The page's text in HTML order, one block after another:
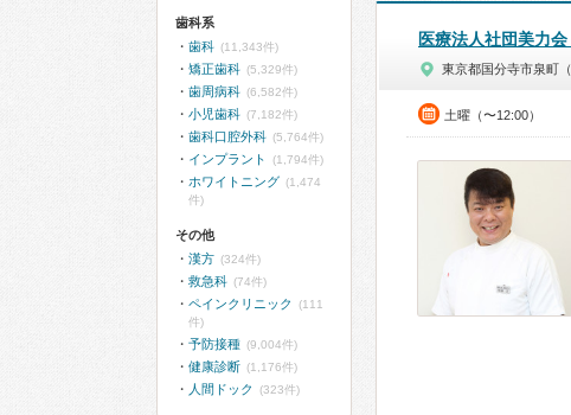
医療法人社団美力会
東京都国分寺市泉町（
土曜（〜12:00）
歯科系
歯科 (11,343件)
矯正歯科 (5,329件)
歯周病科 (6,582件)
小児歯科 (7,182件)
歯科口腔外科 (5,764件)
インプラント (1,794件)
ホワイトニング (1,474
件)
その他
漢方 (324件)
救急科 (74件)
ペインクリニック
(111
件)
予防接種 (9,004件)
健康診断 (1,176件)
人間ドック (323件)